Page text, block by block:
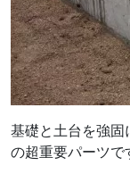
基礎と土台を強
の超重要パーツで